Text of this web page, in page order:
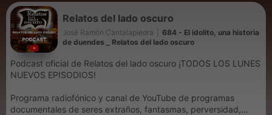
Relatos del lado oscuro
José Ramón Cantalapiedra
684 - El idolito, una historia
de duendes _ Relatos del lado oscuro
Podcast oficial de Relatos del lado oscuro ¡TODOS LOS LUNES
NUEVOS EPISODIOS!
Programa radiofónico y canal de YouTube de programas
documentales de seres extraños, fantasmas, perversidad,